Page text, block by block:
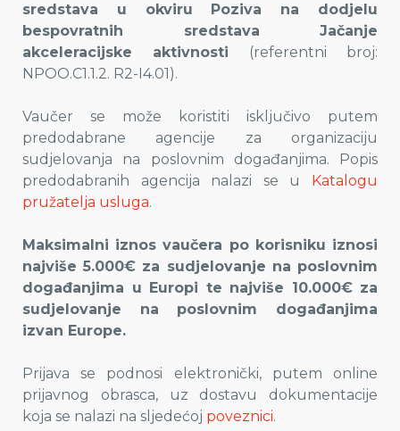
sredstava u okviru Poziva na dodjelu
bespovratnih sredstava Jačanje
akceleracijske aktivnosti (referentni broj:
NPOO.C1.1.2. R2-I4.01).
Vaučer se može koristiti isključivo putem
predodabrane agencije za organizaciju
sudjelovanja na poslovnim događanjima. Popis
predodabranih agencija nalazi se u Katalogu
pružatelja usluga.
Maksimalni iznos vaučera po korisniku iznosi
najviše 5.000€ za sudjelovanje na poslovnim
događanjima u Europi te najviše 10.000€ za
sudjelovanje na poslovnim događanjima
izvan Europe.
Prijava se podnosi elektronički, putem online
prijavnog obrasca, uz dostavu dokumentacije
koja se nalazi na sljedećoj poveznici.